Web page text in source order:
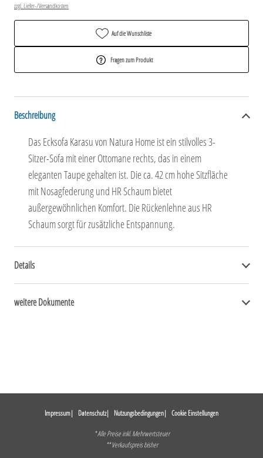
zzgl. Liefer-/Versandkosten
Auf die Wunschliste
Fragen zum Produkt
Beschreibung
Das Ecksofa Karasu von Natura Home ist ein stilvolles 3-
Sitzer-Sofa mit einer Ottomane rechts, das in einem
eleganten Taupe gehalten ist. Die ca. 42 cm hohe Sitzfläche
mit Nosagfederung und HR Schaum bietet
außergewöhnlichen Komfort. Die Rückenlehne aus HR
Schaum sorgt für zusätzliche Entspannung.
Details
weitere Dokumente
Impressum Datenschutz Nutzungsbedingungen Cookie Einstellungen
* Alle Preise inkl. Mehrwertsteuer
** Verkaufspreis bisher